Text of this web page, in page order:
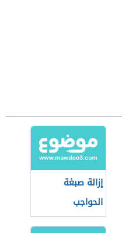
إزالة صبغة
الحواجب